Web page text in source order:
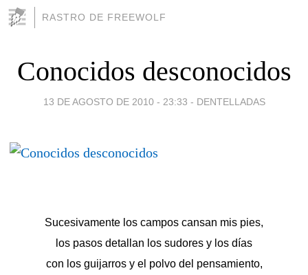
RASTRO DE FREEWOLF
Conocidos desconocidos
13 DE AGOSTO DE 2010 - 23:33 - DENTELLADAS
Sucesivamente los campos cansan mis pies,
los pasos detallan los sudores y los días
con los guijarros y el polvo del pensamiento,